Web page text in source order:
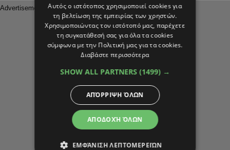
Αυτός ο ιστότοπος χρησιμοποιεί cookies για
τη βελτίωση της εμπειρίας των χρηστών.
Χρησιμοποιώντας τον ιστότοπό μας, παρέχετε
τη συγκατάθεσή σας για όλα τα cookies
σύμφωνα με την Πολιτική μας για τα cookies.
Διαβάστε περισσότερα
SHOW ALL PARTNERS (1499) →
ΑΠΟΔΟΧΉ ΌΛΩΝ
ΑΠΌΡΡΙΨΗ ΌΛΩΝ
ΕΜΦΆΝΙΣΗ ΛΕΠΤΟΜΕΡΕΙΏΝ